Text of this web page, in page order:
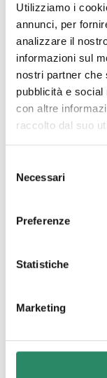
Utilizziamo i
annunci, per
analizzare il
informazioni sul
nostri partner che
pubblicità e
con altre
raccolto dal suo
delNecessari
Preferenze
Statistiche
Marketing
sognate!
aperti? Vi
mentre